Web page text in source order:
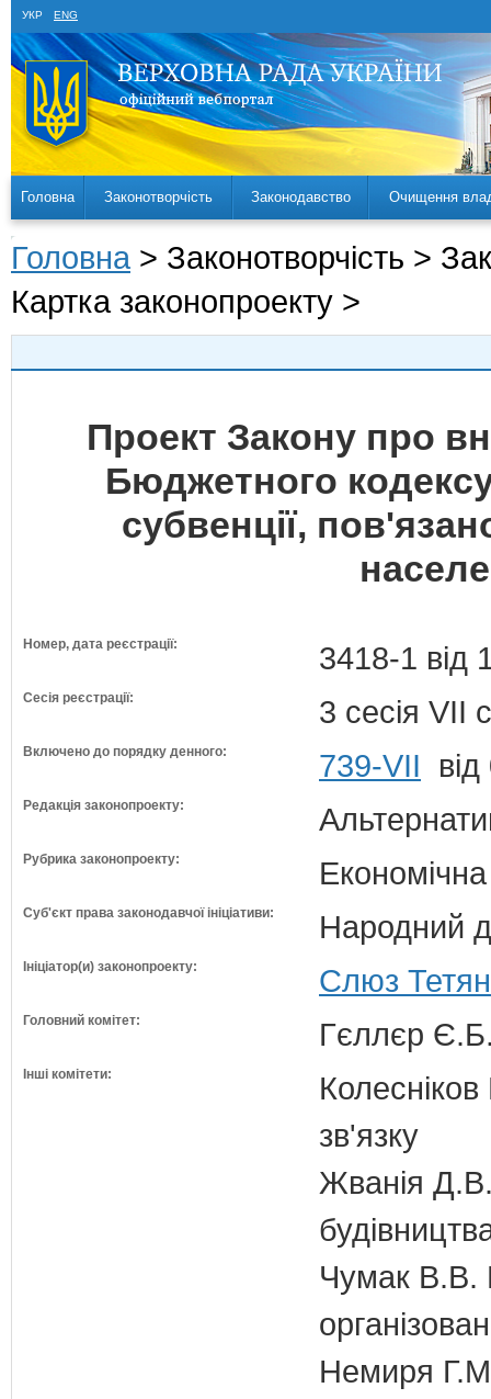
УКР ENG
Головна Законотворчість Законодавство Очищення
Головна > Законотворчість >
Картка законопроекту >
Проект Закону про
Бюджетного
субвенції,
Номер, дата реєстрації: 3418-1 від
Сесія реєстрації: 3 сесія VII
Включено до порядку денного: 739-VII
Редакція законопроекту:
Рубрика законопроекту:
Суб'єкт права законодавчої ініціативи: Народний
Ініціатор(и) законопроекту: Слюз
Головний комітет: Гєллєр
Інші комітети:
зв'язку
Жванія
Чумак В.В.
Немиря